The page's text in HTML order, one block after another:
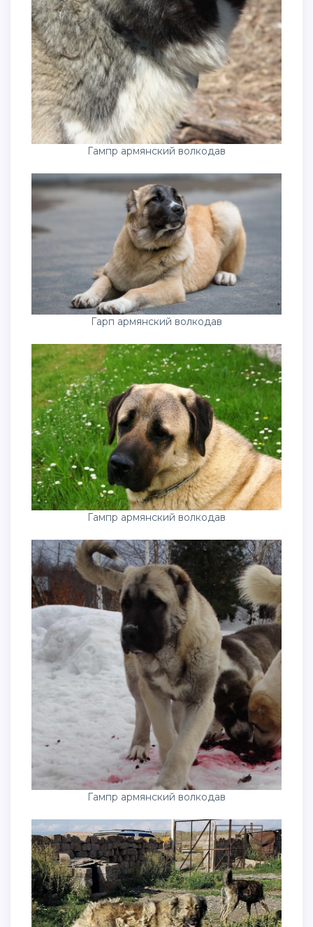
Гампр армянский волкодав
Гарп армянский волкодав
Гампр армянский волкодав
Гампр армянский волкодав